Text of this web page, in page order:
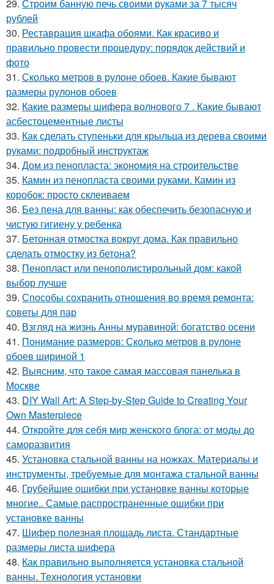
29. Строим банную печь своими руками за 7 тысяч
рублей
30. Реставрация шкафа обоями. Как красиво и
правильно провести процедуру: порядок действий и
фото
31. Сколько метров в рулоне обоев. Какие бывают
размеры рулонов обоев
32. Какие размеры шифера волнового 7 . Какие бывают
асбестоцементные листы
33. Как сделать ступеньки для крыльца из дерева своими
руками: подробный инструктаж
34. Дом из пенопласта: экономия на строительстве
35. Камин из пенопласта своими руками. Камин из
коробок: просто склеиваем
36. Без пена для ванны: как обеспечить безопасную и
чистую гигиену у ребенка
37. Бетонная отмостка вокруг дома. Как правильно
сделать отмостку из бетона?
38. Пенопласт или пенополистирольный дом: какой
выбор лучше
39. Способы сохранить отношения во время ремонта:
советы для пар
40. Взгляд на жизнь Анны муравиной: богатство осени
41. Понимание размеров: Сколько метров в рулоне
обоев шириной 1
42. Выясним, что такое самая массовая панелька в
Москве
43. DIY Wall Art: A Step-by-Step Guide to Creating Your
Own Masterpiece
44. Откройте для себя мир женского блога: от моды до
саморазвития
45. Установка стальной ванны на ножках. Материалы и
инструменты, требуемые для монтажа стальной ванны
46. Грубейшие ошибки при установке ванны которые
многие.. Самые распространенные ошибки при
установке ванны
47. Шифер полезная площадь листа. Стандартные
размеры листа шифера
48. Как правильно выполняется установка стальной
ванны. Технология установки